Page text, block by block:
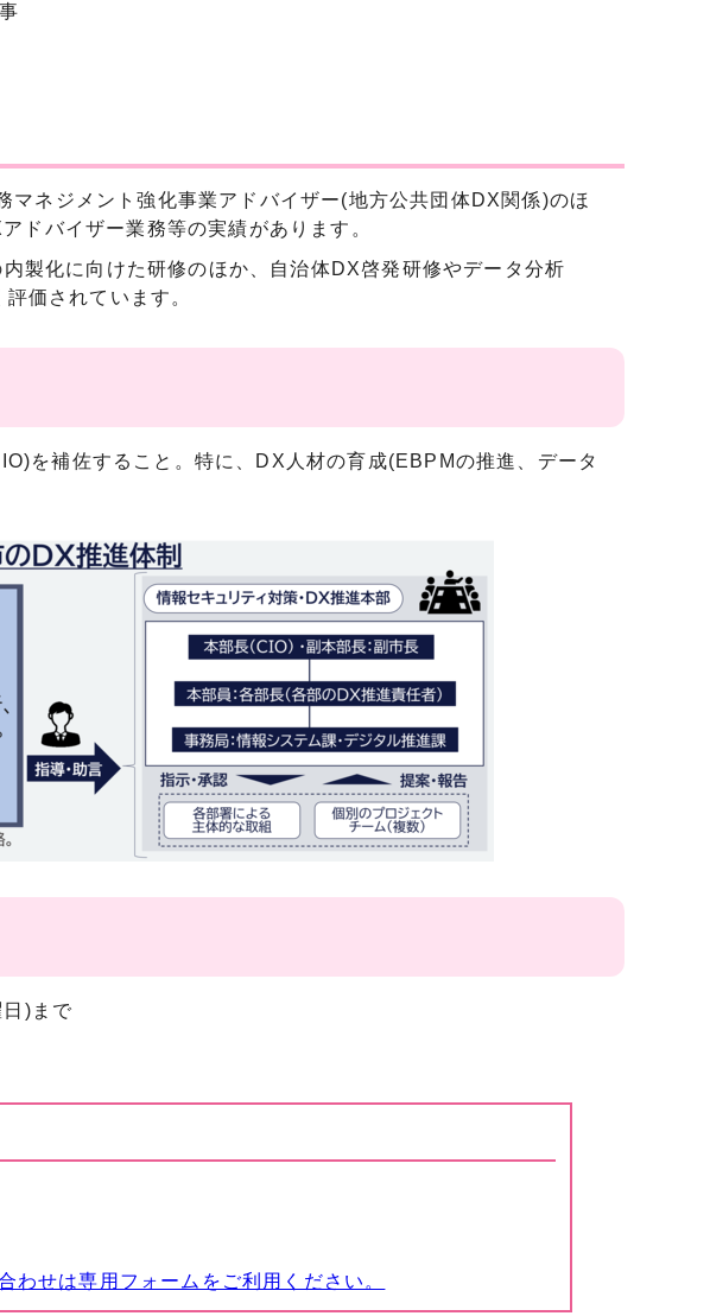
マネジメント強化事業アドバイザー(地方公共団体DX関係)のほ
ドバイザー業務等の実績があります。
製化に向けた研修のほか、自治体DX啓発研修やデータ分析
価されています。
を補佐すること。特に、DX人材の育成(EBPMの推進、データ
)まで
せは専用フォームをご利用ください。